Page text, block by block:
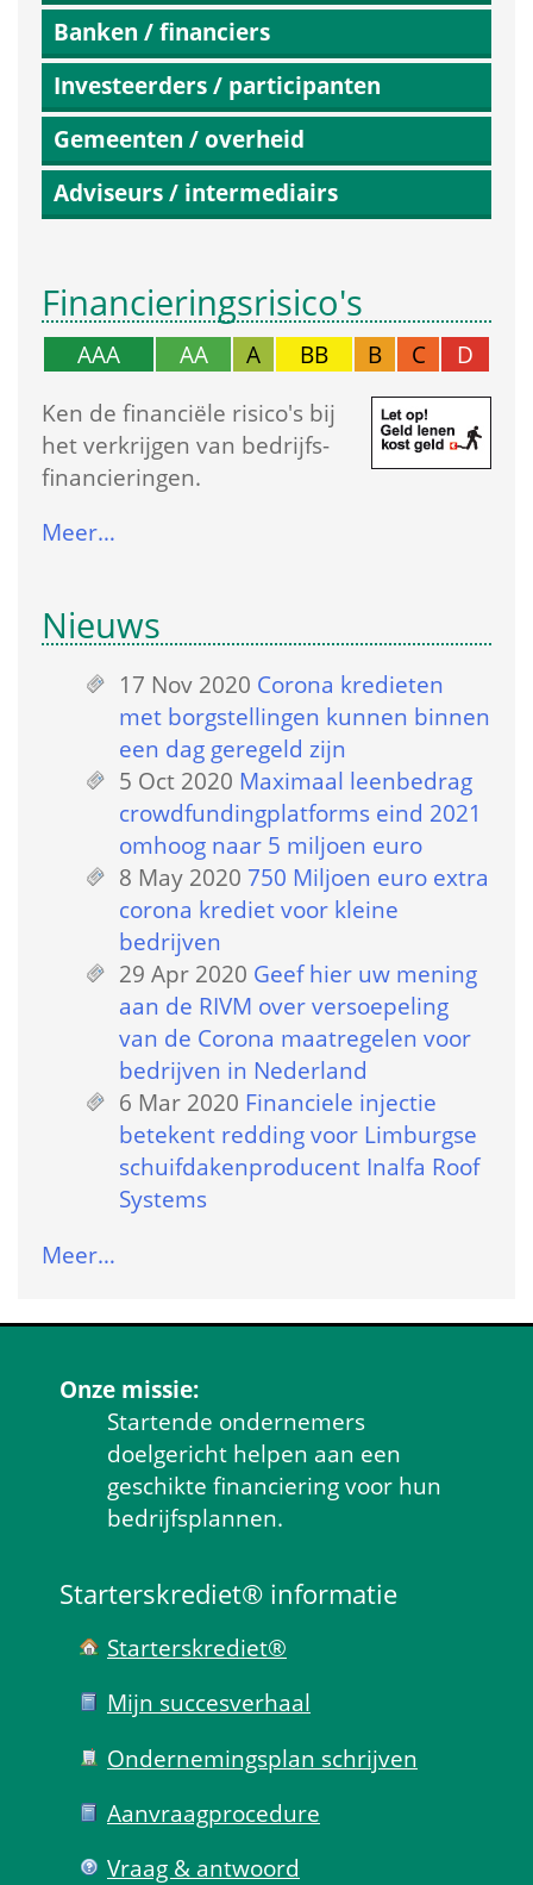
Banken / financiers
Investeerders / participanten
Gemeenten / overheid
Adviseurs / intermediairs
Financierings­risico's
AAA AA A BB B C
D
Ken de financiële risico's bij
het verkrijgen van bedrijfs­
financieringen.
Meer…
Nieuws
17 Nov 2020 Corona kredieten
met borgstellingen kunnen binnen
een dag geregeld zijn
5 Oct 2020 Maximaal leenbedrag
crowdfundingplatforms eind 2021
omhoog naar 5 miljoen euro
8 May 2020 750 Miljoen euro extra
corona krediet voor kleine
bedrijven
29 Apr 2020 Geef hier uw mening
aan de RIVM over versoepeling
van de Corona maatregelen voor
bedrijven in Nederland
6 Mar 2020 Financiele injectie
betekent redding voor Limburgse
schuifdakenproducent Inalfa Roof
Systems
Meer…
Onze missie:
Startende ondernemers
doelgericht helpen aan een
geschikte financiering voor hun
bedrijfsplannen.
Starterskrediet® informatie
Starterskrediet®
Mijn succes­verhaal
Ondernemings­plan schrijven
Aanvraag­procedure
Vraag & antwoord